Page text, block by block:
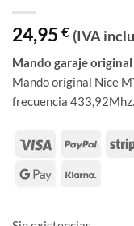
24,95 € (IVA
Mando garaje
Mando original Nice
frecuencia 433,92Mhz.